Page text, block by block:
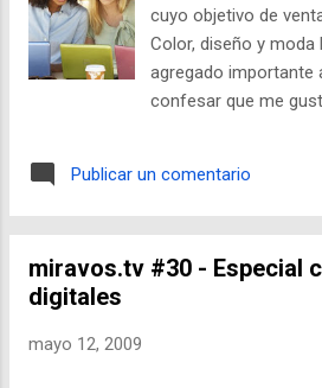
cuyo objetivo de
Color, diseño y moda
agregado importante
confesar que me
http://
px
Publicar un comentario
miravos.tv #30 - Especial
digitales
mayo 12, 2009